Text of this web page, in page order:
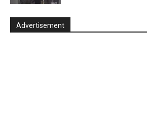
Advertisement